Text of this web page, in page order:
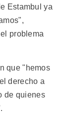
Estambul ya
problema
que "hemos
derecho a
de quienes